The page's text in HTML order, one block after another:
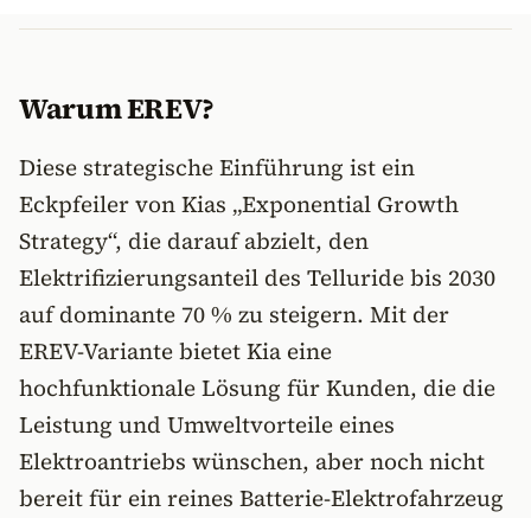
Warum EREV?
Diese strategische Einführung ist ein
Eckpfeiler von Kias „Exponential Growth
Strategy“, die darauf abzielt, den
Elektrifizierungsanteil des Telluride bis 2030
auf dominante 70 % zu steigern. Mit der
EREV-Variante bietet Kia eine
hochfunktionale Lösung für Kunden, die die
Leistung und Umweltvorteile eines
Elektroantriebs wünschen, aber noch nicht
bereit für ein reines Batterie-Elektrofahrzeug